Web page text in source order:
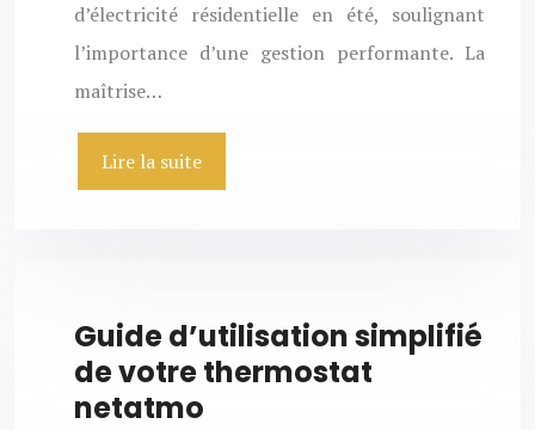
d’électricité résidentielle en été, soulignant
l’importance d’une gestion performante. La
maîtrise…
Lire la suite
Guide d’utilisation simplifié
de votre thermostat
netatmo